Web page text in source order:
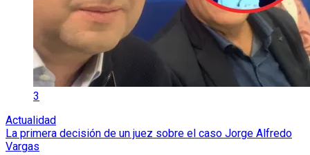
3
Actualidad
La primera decisión de un juez sobre el caso Jorge Alfredo
Vargas